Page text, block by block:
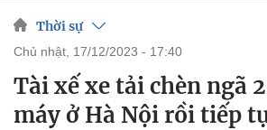
Thời sự
chủ nhật, 17/12/2023 - 17:40
Tài xế xe tải chèn ngã
máy ở Hà Nội rồi tiếp